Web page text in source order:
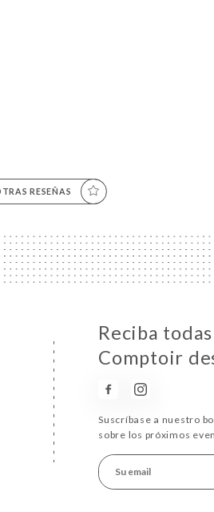
RESEÑAS
Reciba
Comptoir
Suscríbase a nuestro
sobre los próximos